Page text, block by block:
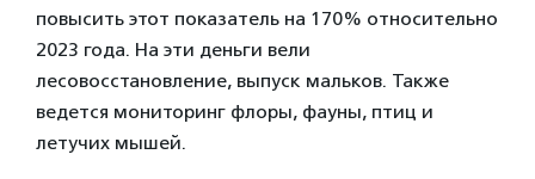
повысить этот показатель на 170% относительно
2023 года. На эти деньги вели
лесовосстановление, выпуск мальков. Также
ведется мониторинг флоры, фауны, птиц и
летучих мышей.